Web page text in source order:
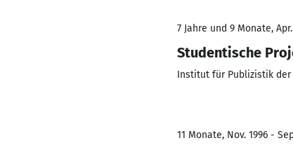
7 Jahre und 9 Monate,
Studentische
Institut für Publizistik der
11 Monate, Nov. 1996 -